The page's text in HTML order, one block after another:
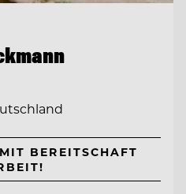
BEREITSCHAFT